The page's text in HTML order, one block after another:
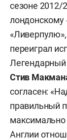
сезоне 2012/
лондонскому
переиграл
Легендарный
Стив
согласен:
правильный
Англии